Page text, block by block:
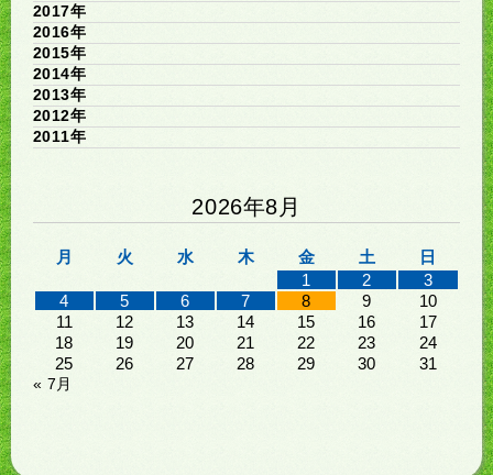
2017年
2016年
2015年
2014年
2013年
2012年
2011年
2026年8月
月 火 水 木 金 土
日
1
2
3
4
5 6 7 8 9
10
11
12 13 14 15 16
17
18
19 20 21 22 23
24
25
26 27 28 29 30 31
« 7月